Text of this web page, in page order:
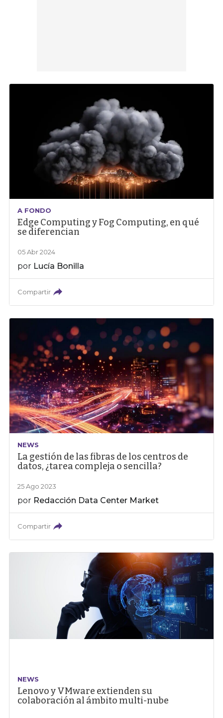
A FONDO
Edge Computing y Fog Computing, en qué
se diferencian
05 Abr 2024
por Lucía Bonilla
Compartir
NEWS
La gestión de las fibras de los centros de
datos, ¿tarea compleja o sencilla?
25 Ago 2023
por Redacción Data Center Market
Compartir
NEWS
Lenovo y VMware extienden su
colaboración al ámbito multi-nube